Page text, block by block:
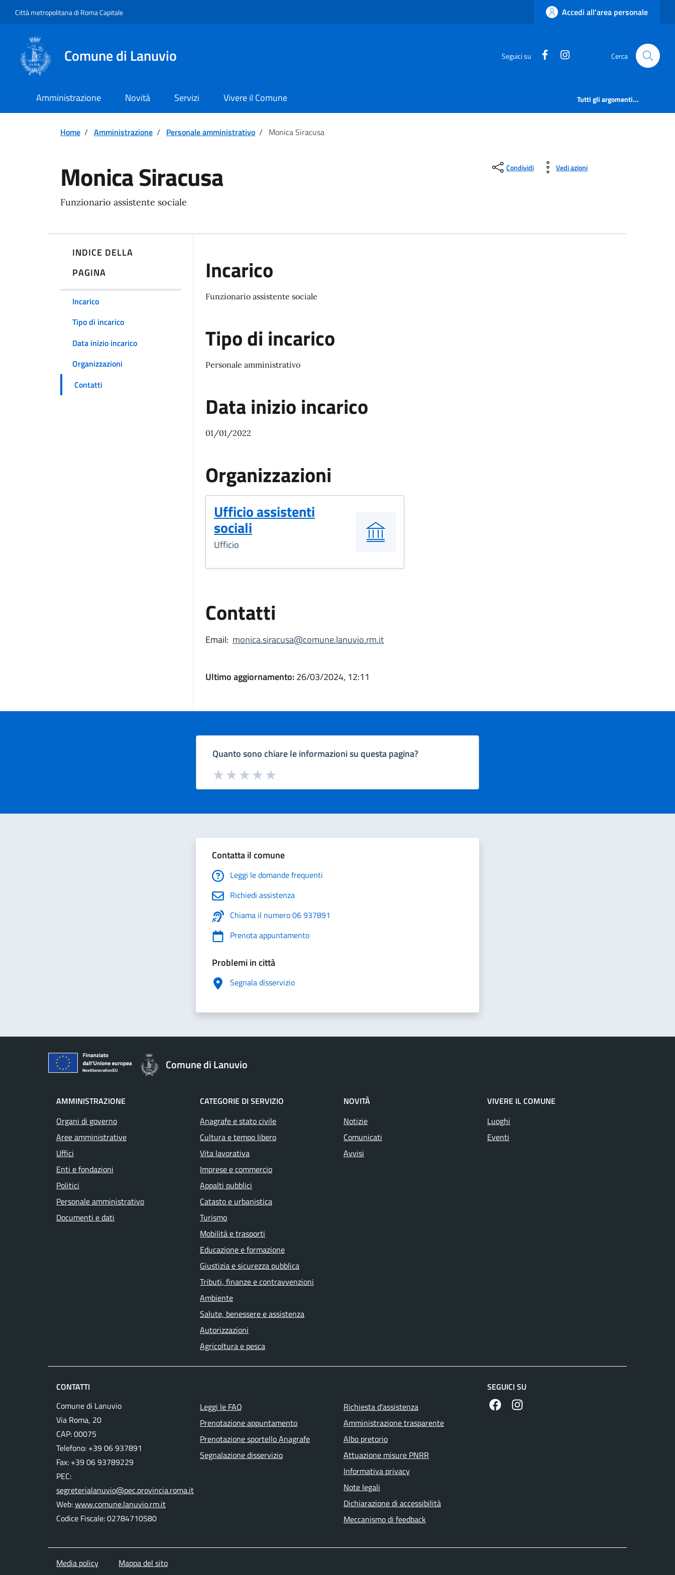
Città metropolitana di Roma Capitale Accedi all'area personale
Comune di Lanuvio Seguici su https://www.facebook.com/
https:// Cerca
Amministrazione Novità Servizi Vivere il Comune Tutti gli argomenti...
Home / Amministrazione / Personale amministrativo / Monica Siracusa
Monica Siracusa
Funzionario assistente sociale
Condividi Vedi azioni
INDICE DELLA
PAGINA
Incarico
Tipo di incarico
Data inizio incarico
Organizzazioni
Contatti
Incarico
Funzionario assistente sociale
Tipo di incarico
Personale amministrativo
Data inizio incarico
01/01/2022
Organizzazioni
Ufficio assistenti
sociali
Ufficio
Contatti
Email: monica.siracusa@comune.lanuvio.rm.it
Ultimo aggiornamento:26/03/2024, 12:11
Quanto sono chiare le informazioni su questa pagina?
Valuta da 1 a 5 stelle la pagina
Valuta 5 stelle su 5
Valuta 4 stelle su 5
Valuta 3 stelle su 5
Valuta 2 stelle su 5
Valuta 1 stelle su 5
Contatta il comune
Leggi le domande frequenti
Richiedi assistenza
Chiama il numero 06 937891
Prenota appuntamento
Problemi in città
Segnala disservizio
Comune di Lanuvio
AMMINISTRAZIONE
Organi di governo
Aree amministrative
Uffici
Enti e fondazioni
Politici
Personale amministrativo
Documenti e dati
CATEGORIE DI SERVIZIO
Anagrafe e stato civile
Cultura e tempo libero
Vita lavorativa
Imprese e commercio
Appalti pubblici
Catasto e urbanistica
Turismo
Mobilità e trasporti
Educazione e formazione
Giustizia e sicurezza pubblica
Tributi, finanze e contravvenzioni
Ambiente
Salute, benessere e assistenza
Autorizzazioni
Agricoltura e pesca
NOVITÀ
Notizie
Comunicati
Avvisi
VIVERE IL COMUNE
Luoghi
Eventi
CONTATTI
Comune di Lanuvio
Via Roma, 20
CAP: 00075
Telefono: +39 06 937891
Fax: +39 06 93789229
PEC:
segreterialanuvio@pec.provincia.roma.it
Web:www.comune.lanuvio.rm.it
Codice Fiscale: 02784710580
Leggi le FAQ
Prenotazione appuntamento
Prenotazione sportello Anagrafe
Segnalazione disservizio
Richiesta d'assistenza
Amministrazione trasparente
Albo pretorio
Attuazione misure PNRR
Informativa privacy
Note legali
Dichiarazione di accessibilità
Meccanismo di feedback
SEGUICI SU
https://www.facebook.com/comunedilanuvio/
Media policy Mappa del sito